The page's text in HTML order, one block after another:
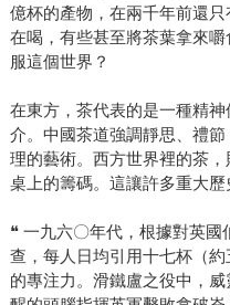
億杯的產物，在兩千年前還
在喝，有些甚至將茶葉拿來
服這個世界？
在東方，茶代表的是一種精
介。中國茶道強調靜思、禮
理的藝術。西方世界裡的茶
桌上的籌碼。這讓許多重大歷
❝ 一九六〇年代，根據對英
查，每人日均引用十七杯（
的專注力。滑鐵盧之役中，